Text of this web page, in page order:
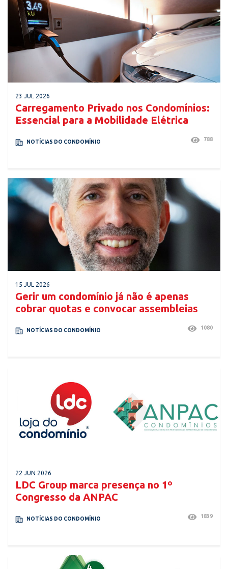
23 JUL 2026
Carregamento Privado nos Condomínios:
Essencial para a Mobilidade Elétrica
NOTÍCIAS DO CONDOMÍNIO 788
15 JUL 2026
Gerir um condomínio já não é apenas
cobrar quotas e convocar assembleias
NOTÍCIAS DO CONDOMÍNIO 1080
22 JUN 2026
LDC Group marca presença no 1º
Congresso da ANPAC
NOTÍCIAS DO CONDOMÍNIO 1839